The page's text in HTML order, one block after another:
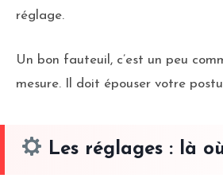
réglage.
Un bon fauteuil, c’est un peu
mesure. Il doit épouser votre
Les réglages : là